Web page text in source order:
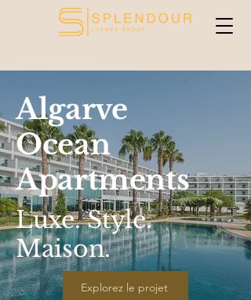
Algarve
Ocean
Apartments
Luxe. Style.
Maison.
Explorez le projet